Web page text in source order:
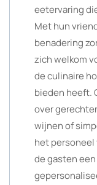
eetervaring
Met hun
benadering
zich welkom
de culinaire
bieden heeft.
over
wijnen of
het personeel
de gasten